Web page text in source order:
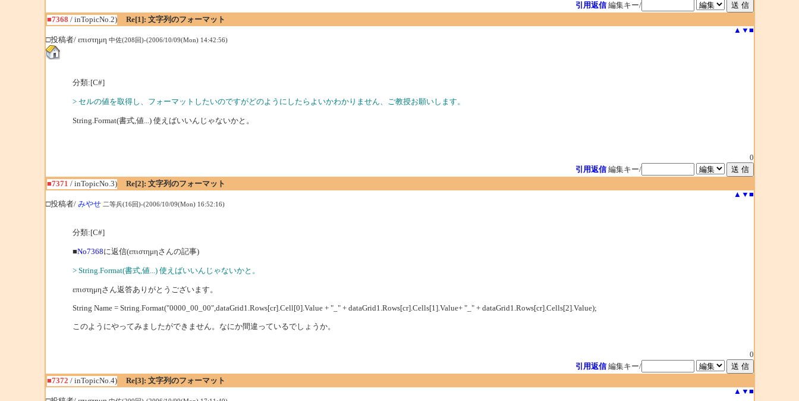
引用返信 編集キー/
■7368 / inTopicNo.2)
Re[1]: 文字列のフォーマット
▲ ▼ ■
□投稿者/ επιστημη 中佐(208回)-(2006/10/09(Mon) 14:42:56)
分類:[C#]
> セルの値を取得し、フォーマットしたいのですがどのようにしたらよいかわかりません、ご教授お願いします。
String.Format(書式,値...) 使えばいいんじゃないかと。
0
引用返信 編集キー/
■7371 / inTopicNo.3)
Re[2]: 文字列のフォーマット
▲ ▼ ■
□投稿者/ みやせ 二等兵(16回)-(2006/10/09(Mon) 16:52:16)
分類:[C#]
■No7368に返信(επιστημηさんの記事)
> String.Format(書式,値...) 使えばいいんじゃないかと。
επιστημηさん返答ありがとうございます。
String Name = String.Format("0000_00_00",dataGrid1.Rows[cr].Cell[0].Value + "_" + dataGrid1.Rows[cr].Cells[1].Value+ "_" + dataGrid1.Rows[cr].Cells[2].Value);
このようにやってみましたができません。なにか間違っているでしょうか。
0
引用返信 編集キー/
■7372 / inTopicNo.4)
Re[3]: 文字列のフォーマット
▲ ▼ ■